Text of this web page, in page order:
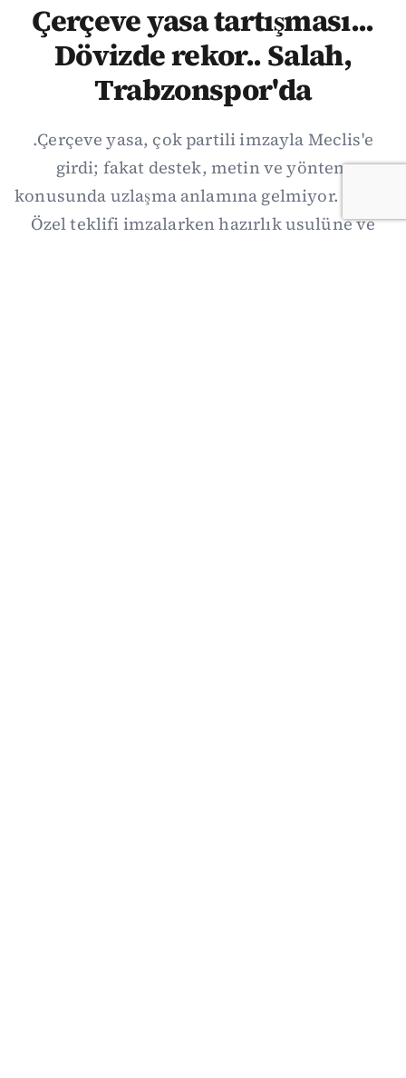
Çerçeve yasa tartışması...
Dövizde rekor.. Salah,
Trabzonspor'da
.Çerçeve yasa, çok partili imzayla Meclis'e
girdi; fakat destek, metin ve yöntem
konusunda uzlaşma anlamına gelmiyor. Özgür
Özel teklifi imzalarken hazırlık usulüne ve